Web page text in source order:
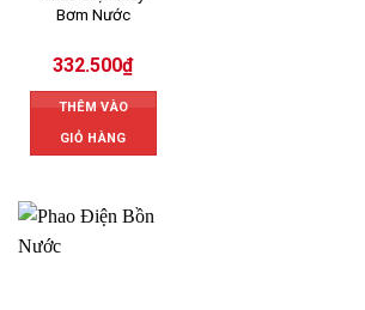
Bơm Nước
332.500₫
THÊM VÀO
GIỎ HÀNG